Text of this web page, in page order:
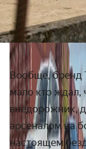
Вообще, бренд
мало кто ждал,
внедорожник,
арсеналом на
настоящем